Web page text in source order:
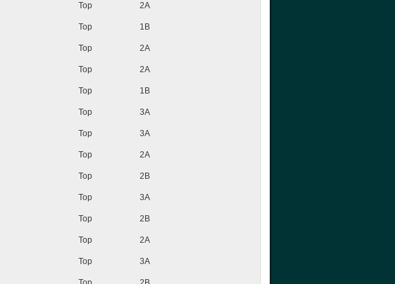
Top 2A
Top 1B
Top 2A
Top 2A
Top 1B
Top 3A
Top 3A
Top 2A
Top 2B
Top 3A
Top 2B
Top 2A
Top 3A